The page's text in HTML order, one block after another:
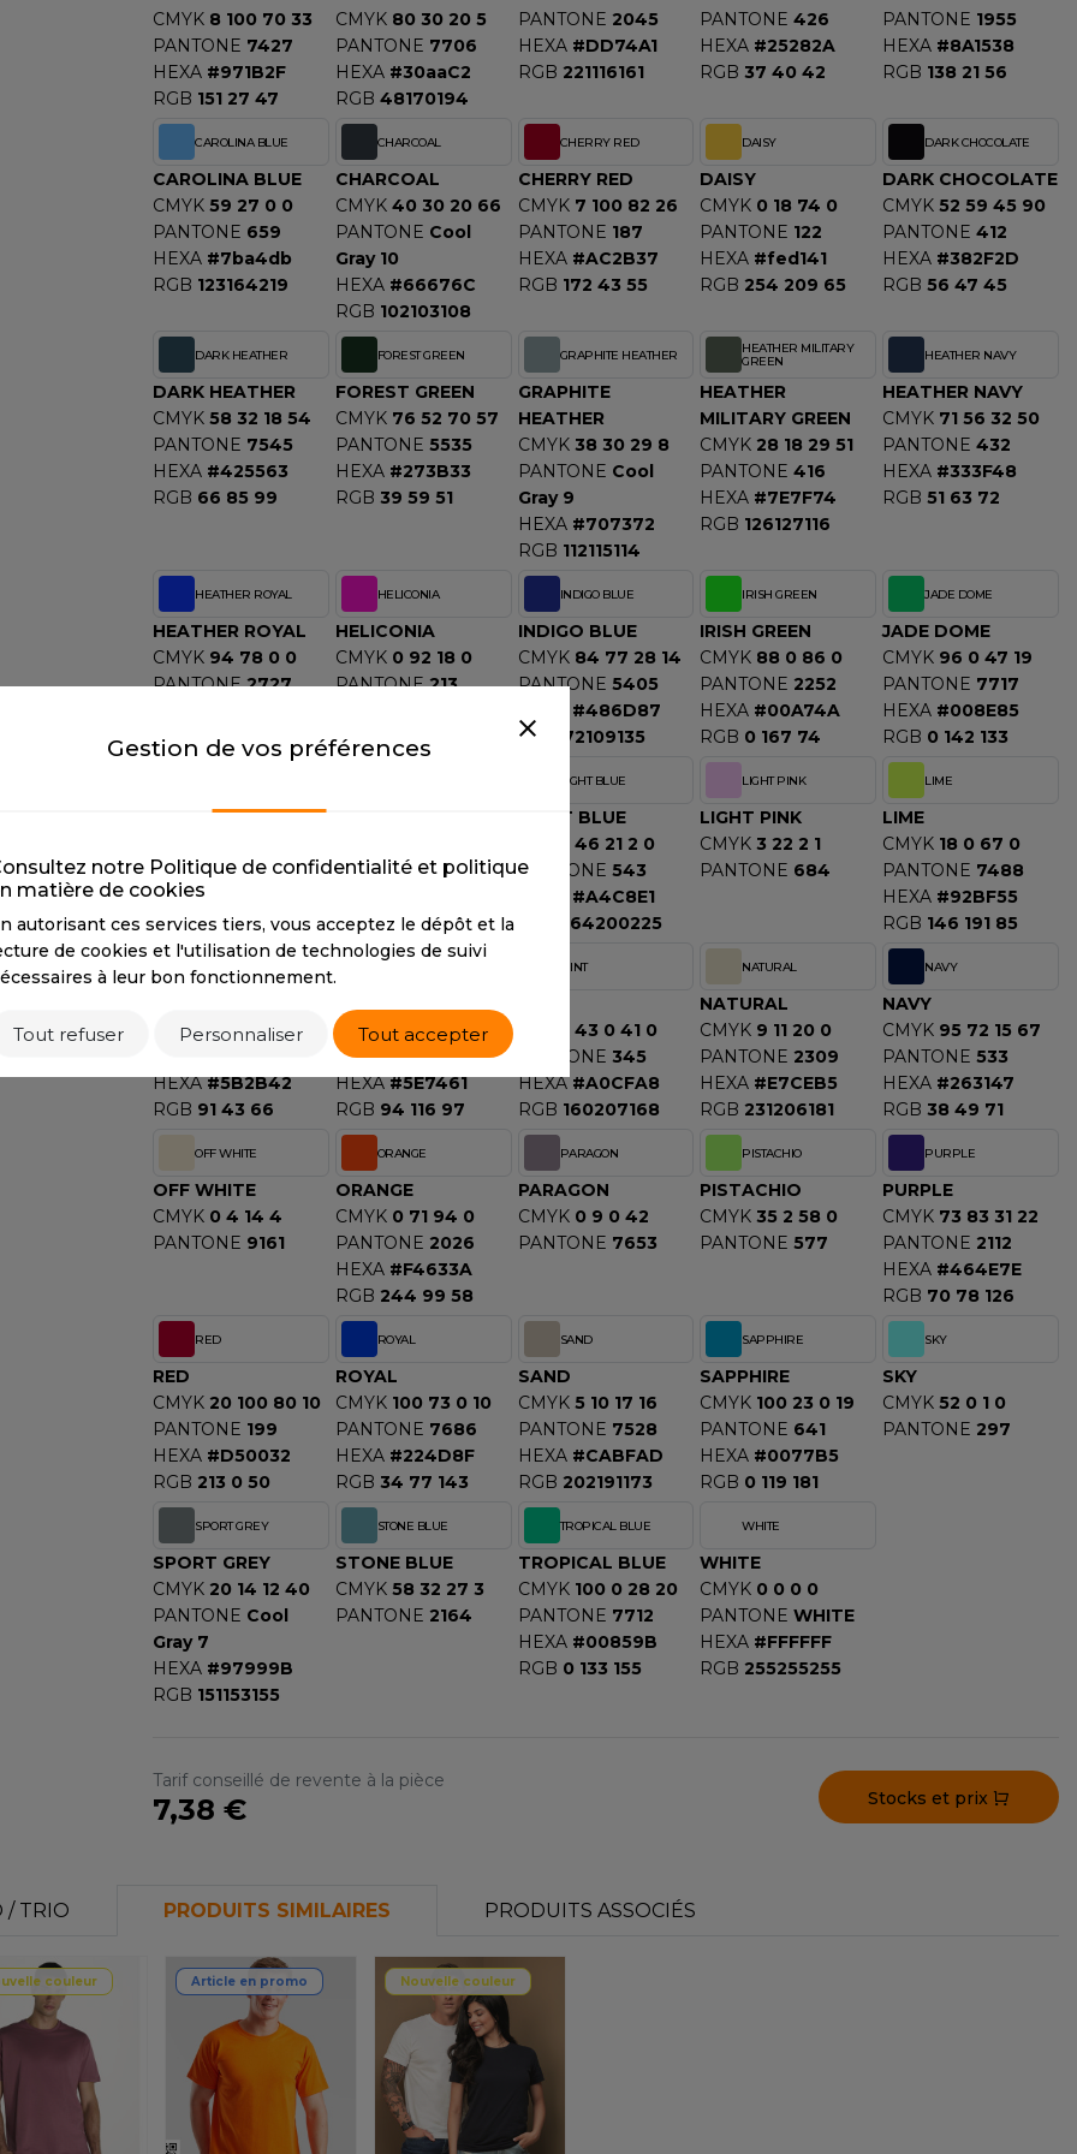
S
SANS ETIQUETTE
CMYK 8 100 70 33
PANTONE 7427
HEXA #971B2F
RGB 151 27 47
CMYK 80 30 20 5
PANTONE 7706
HEXA #30aaC2
RGB 48170194
PANTONE 2045
HEXA #DD74A1
RGB 221116161
PANTONE 426
HEXA #25282A
RGB 37 40 42
PANTONE 1955
HEXA #8A1538
RGB 138 21 56
CAROLINA BLUE
CAROLINA BLUE
CMYK 59 27 0 0
PANTONE 659
HEXA #7ba4db
RGB 123164219
CHARCOAL
CHARCOAL
CMYK 40 30 20 66
PANTONE Cool
Gray 10
HEXA #66676C
RGB 102103108
CHERRY RED
CHERRY RED
CMYK 7 100 82 26
PANTONE 187
HEXA #AC2B37
RGB 172 43 55
DAISY
DAISY
CMYK 0 18 74 0
PANTONE 122
HEXA #fed141
RGB 254 209 65
DARK CHOCOLATE
DARK CHOCOLATE
CMYK 52 59 45 90
PANTONE 412
HEXA #382F2D
RGB 56 47 45
DARK HEATHER
DARK HEATHER
CMYK 58 32 18 54
PANTONE 7545
HEXA #425563
RGB 66 85 99
FOREST GREEN
FOREST GREEN
CMYK 76 52 70 57
PANTONE 5535
HEXA #273B33
RGB 39 59 51
GRAPHITE HEATHER
GRAPHITE
HEATHER
CMYK 38 30 29 8
PANTONE Cool
Gray 9
HEXA #707372
RGB 112115114
HEATHER MILITARY
GREEN
HEATHER
MILITARY GREEN
CMYK 28 18 29 51
PANTONE 416
HEXA #7E7F74
RGB 126127116
HEATHER NAVY
HEATHER NAVY
CMYK 71 56 32 50
PANTONE 432
HEXA #333F48
RGB 51 63 72
HEATHER ROYAL
HEATHER ROYAL
CMYK 94 78 0 0
PANTONE 2727
RGB
48127226
HELICONIA
HELICONIA
CMYK 0 92 18 0
PANTONE 213
RGB
INDIGO BLUE
INDIGO BLUE
CMYK 84 77 28 14
PANTONE 5405
#486D87
RGB
72109135
IRISH GREEN
IRISH GREEN
CMYK 88 0 86 0
PANTONE 2252
HEXA #00A74A
RGB 0 167 74
JADE DOME
JADE DOME
CMYK 96 0 47 19
PANTONE 7717
HEXA #008E85
RGB 0 142 133
KELLY GREEN
PANTONE 335
PANTONE 2276
RGB 137 168 79
LIGHT BLUE
LIGHT BLUE
46 21 2 0
PANTONE 543
#A4C8E1
164200225
LIGHT PINK
LIGHT PINK
CMYK 3 22 2 1
PANTONE 684
LIME
LIME
CMYK 18 0 67 0
PANTONE 7488
HEXA #92BF55
RGB 146 191 85
CMYK 5 81 0 79
HEXA #5B2B42
RGB 91 43 66
CMYK 51 47 76 43
PANTONE 5615
HEXA #5E7461
RGB 94 116 97
MINT
43 0 41 0
PANTONE 345
HEXA #A0CFA8
RGB 160207168
NATURAL
NATURAL
CMYK 9 11 20 0
PANTONE 2309
HEXA #E7CEB5
RGB 231206181
NAVY
NAVY
CMYK 95 72 15 67
PANTONE 533
HEXA #263147
RGB 38 49 71
OFF WHITE
OFF WHITE
CMYK 0 4 14 4
PANTONE 9161
ORANGE
ORANGE
CMYK 0 71 94 0
PANTONE 2026
HEXA #F4633A
RGB 244 99 58
PARAGON
PARAGON
CMYK 0 9 0 42
PANTONE 7653
PISTACHIO
PISTACHIO
CMYK 35 2 58 0
PANTONE 577
PURPLE
PURPLE
CMYK 73 83 31 22
PANTONE 2112
HEXA #464E7E
RGB 70 78 126
RED
RED
CMYK 20 100 80 10
PANTONE 199
HEXA #D50032
RGB 213 0 50
ROYAL
ROYAL
CMYK 100 73 0 10
PANTONE 7686
HEXA #224D8F
RGB 34 77 143
SAND
SAND
CMYK 5 10 17 16
PANTONE 7528
HEXA #CABFAD
RGB 202191173
SAPPHIRE
SAPPHIRE
CMYK 100 23 0 19
PANTONE 641
HEXA #0077B5
RGB 0 119 181
SKY
SKY
CMYK 52 0 1 0
PANTONE 297
SPORT GREY
SPORT GREY
CMYK 20 14 12 40
PANTONE Cool
Gray 7
HEXA #97999B
RGB 151153155
STONE BLUE
STONE BLUE
CMYK 58 32 27 3
PANTONE 2164
TROPICAL BLUE
TROPICAL BLUE
CMYK 100 0 28 20
PANTONE 7712
HEXA #00859B
RGB 0 133 155
WHITE
WHITE
CMYK 0 0 0 0
PANTONE WHITE
HEXA #FFFFFF
RGB 255255255
Tarif conseillé de revente à la pièce
7,38 € Stocks et prix
/ TRIO PRODUITS SIMILAIRES PRODUITS ASSOCIÉS
couleur Article en promo Nouvelle couleur
Gestion de vos préférences
notre Politique de confidentialité et politique
matière de cookies
autorisant ces services tiers, vous acceptez le dépôt et la
de cookies et l'utilisation de technologies de suivi
à leur bon fonctionnement.
Tout refuser Personnaliser Tout accepter